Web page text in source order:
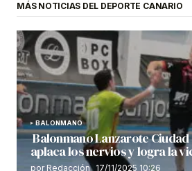
MÁS NOTICIAS DEL DEPORTE CANARIO
BALONMANO
Balonmano Lanzarote
aplaca los nervios y logra la
por Redacción 17/11/2025 10:26